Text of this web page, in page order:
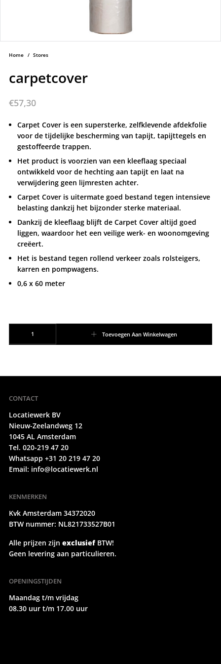
Home / Stores
carpetcover
€57,30
Carpet Cover is een supersterke, zelfklevende afdekfolie
voor de tijdelijke bescherming van tapijt, tapijttegels en
gestoffeerde trappen.
Het product is voorzien van een kleeflaag speciaal
ontwikkeld voor de hechting aan tapijt en laat na
verwijdering geen lijmresten achter.
Carpet Cover is uitermate goed bestand tegen intensieve
belasting dankzij het bijzonder sterke materiaal.
Dankzij de kleeflaag blijft de Carpet Cover altijd goed
liggen, waardoor het een veilige werk- en woonomgeving
creëert.
Het is bestand tegen rollend verkeer zoals rolsteigers,
karren en pompwagens.
0,6 x 60 meter
Toevoegen Aan Winkelwagen
CONTACT
Locatiewerk BV
Nieuw-Zeelandweg 12
1045 AL Amsterdam
Tel. 020-219 47 20
Whatsapp +31 20 219 47 20
Email: info@locatiewerk.nl
KENMERKEN
Kvk Amsterdam 34372020
BTW nummer: NL821733527B01
Alle prijzen zijn exclusiefBTW!
Geen levering aan particulieren.
OPENINGSTIJDEN
Maandag t/m vrijdag
08.30 uur t/m 17.00 uur